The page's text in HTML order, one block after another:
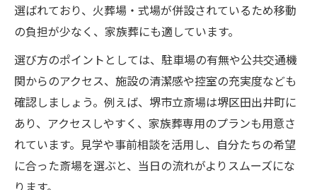
選ばれており、火葬場・式場が併設されているため移動
の負担が少なく、家族葬にも適しています。
選び方のポイントとしては、駐車場の有無や公共交通機
関からのアクセス、施設の清潔感や控室の充実度なども
確認しましょう。例えば、堺市立斎場は堺区田出井町に
あり、アクセスしやすく、家族葬専用のプランも用意さ
れています。見学や事前相談を活用し、自分たちの希望
に合った斎場を選ぶと、当日の流れがよりスムーズにな
ります。